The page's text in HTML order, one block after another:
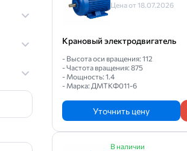
Цена от 18.07.2026
Крановый электродвигатель
- Высота оси вращения: 112
- Частота вращения: 875
- Мощность: 1.4
- Марка: ДМТКФ011-6
Уточнить цену
В наличии